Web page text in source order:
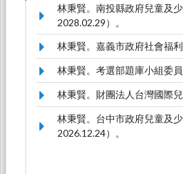
林秉賢。南投縣政府兒童及
2028.02.29）。
林秉賢。嘉義市政府社會福
林秉賢。考選部題庫小組委
林秉賢。財團法人台灣國際
林秉賢。台中市政府兒童及
2026.12.24）。